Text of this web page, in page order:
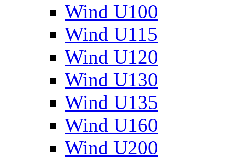
Wind U100
Wind U115
Wind U120
Wind U130
Wind U135
Wind U160
Wind U200